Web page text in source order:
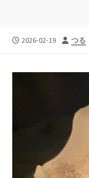
公
2026-02-19
投
つる